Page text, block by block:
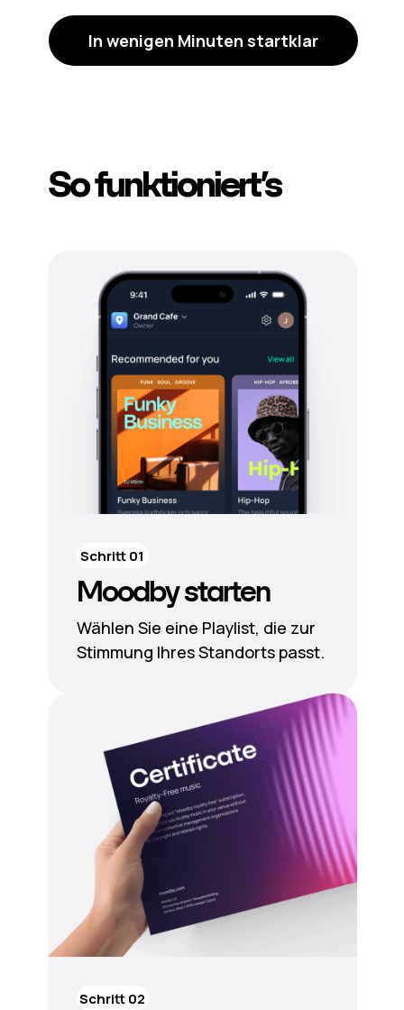
In wenigen Minuten startklar
So funktioniert’s
Moodby starten
Wählen Sie eine Playlist, die zur
Stimmung Ihres Standorts passt.
Schritt 01
Schritt 02